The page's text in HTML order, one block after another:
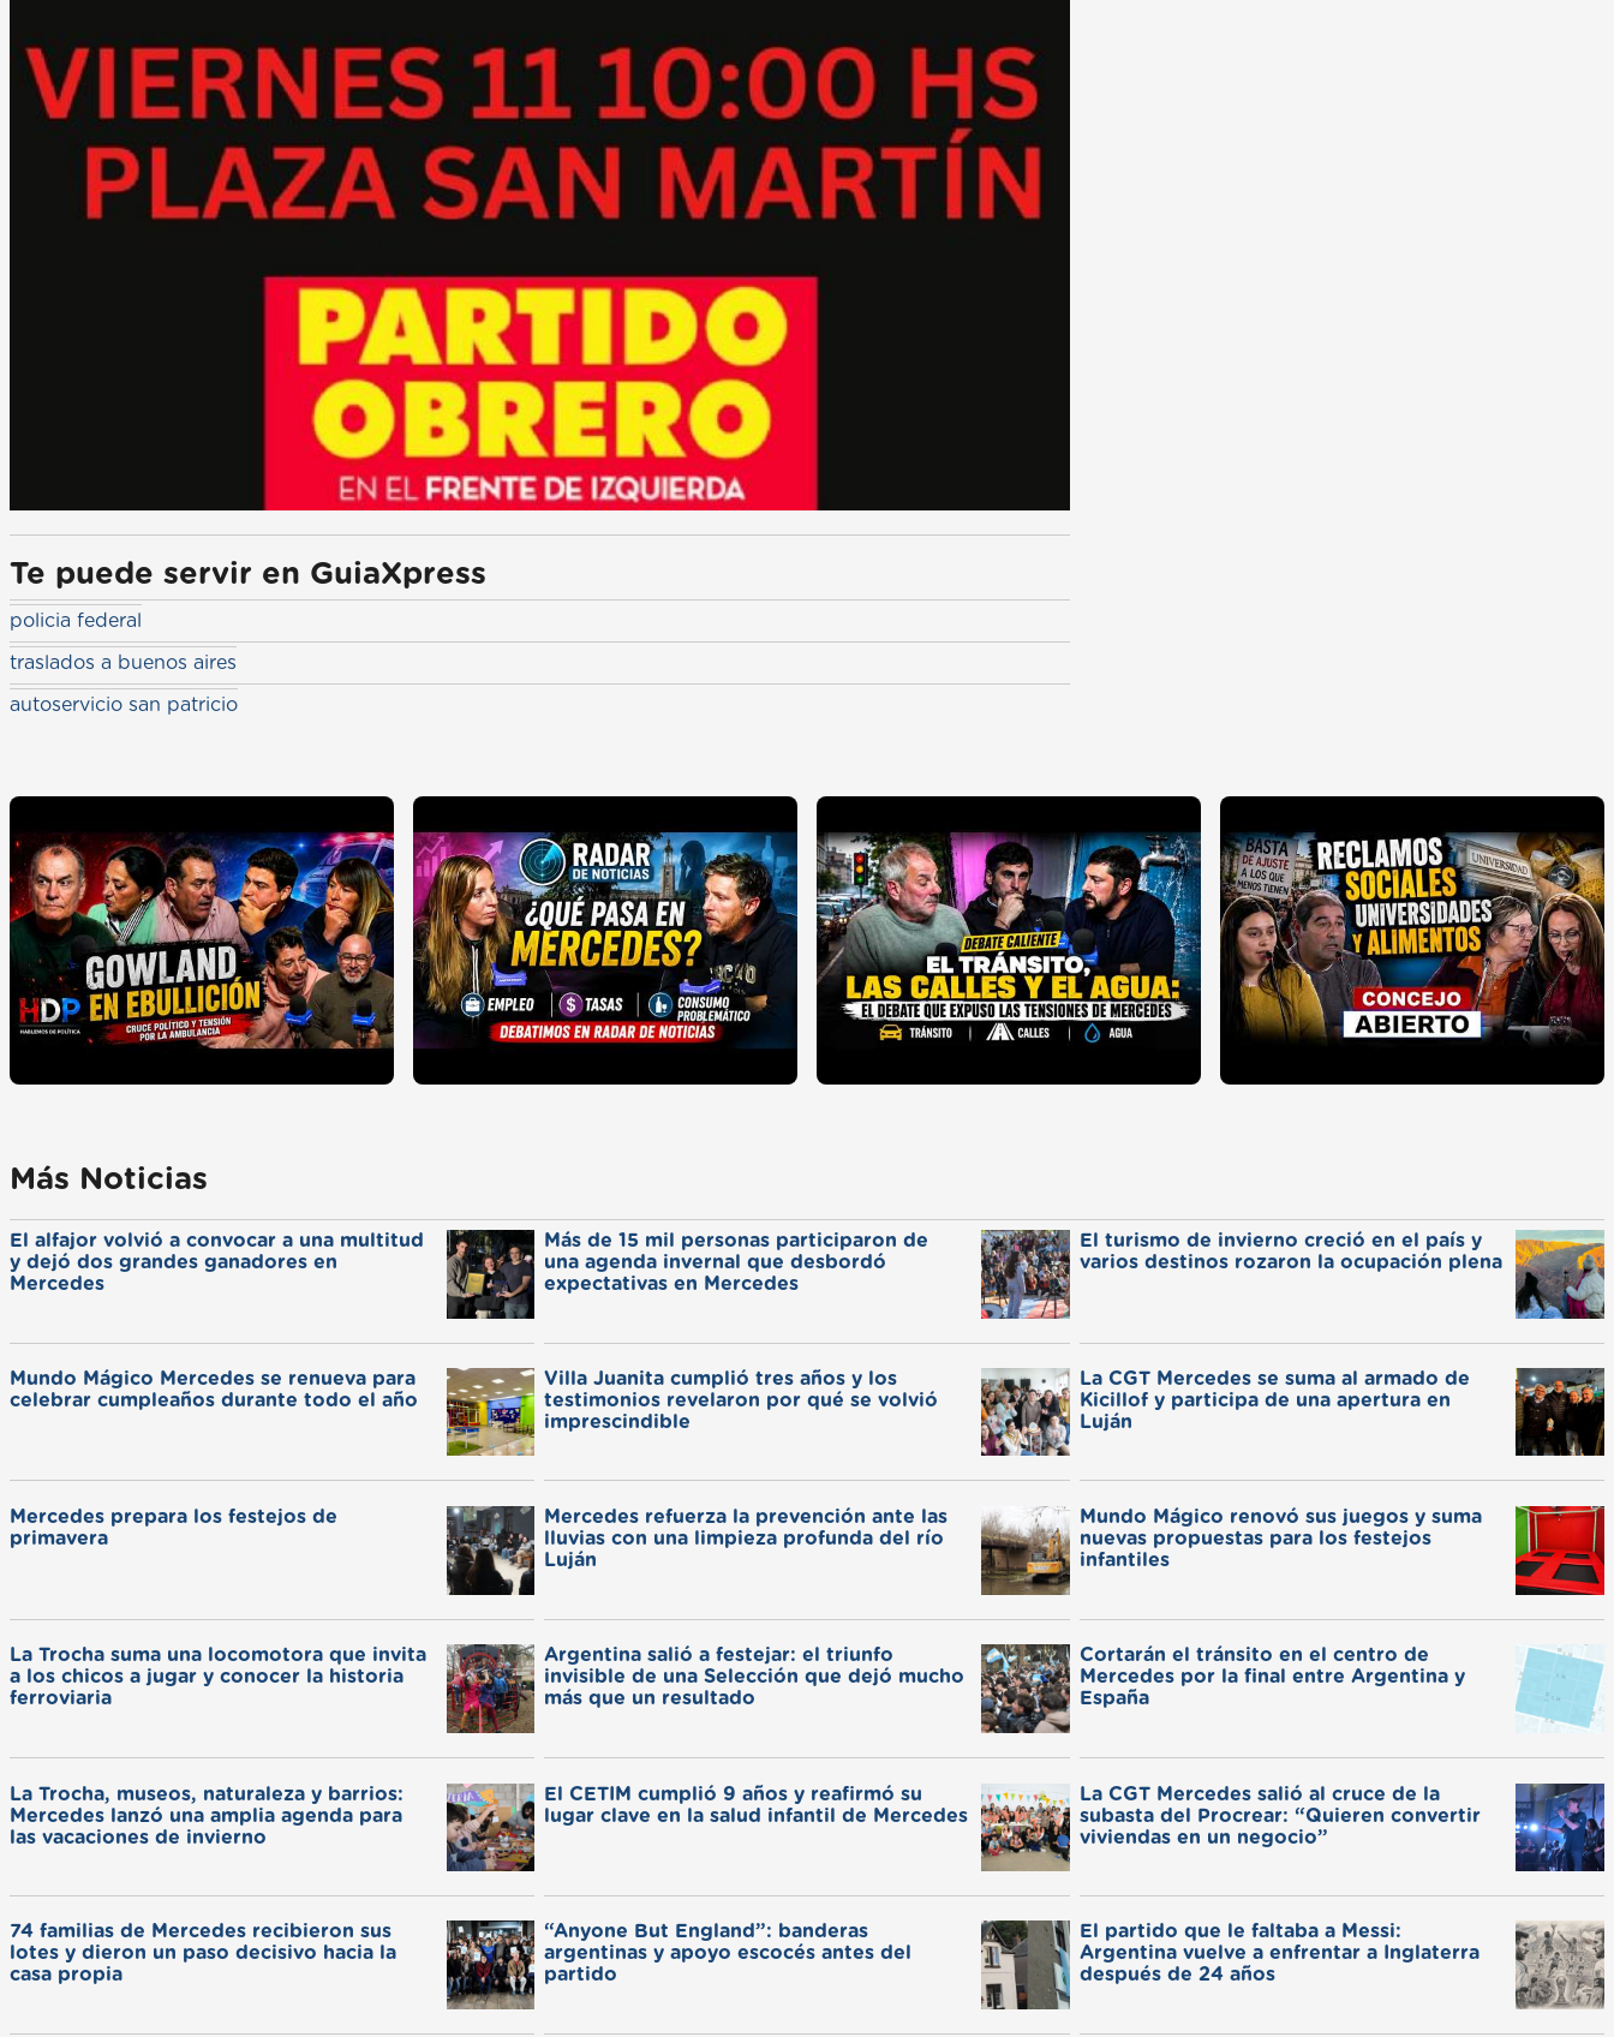
Te puede servir en GuiaXpress
policia federal
traslados a buenos aires
autoservicio san patricio
Más Noticias
El alfajor volvió a convocar a una multitud
y dejó dos grandes ganadores en
Mercedes
Más de 15 mil personas participaron de
una agenda invernal que desbordó
expectativas en Mercedes
El turismo de invierno creció en el país y
varios destinos rozaron la ocupación plena
Mundo Mágico Mercedes se renueva para
celebrar cumpleaños durante todo el año
Villa Juanita cumplió tres años y los
testimonios revelaron por qué se volvió
imprescindible
La CGT Mercedes se suma al armado de
Kicillof y participa de una apertura en
Luján
Mercedes prepara los festejos de
primavera
Mercedes refuerza la prevención ante las
lluvias con una limpieza profunda del río
Luján
Mundo Mágico renovó sus juegos y suma
nuevas propuestas para los festejos
infantiles
La Trocha suma una locomotora que invita
a los chicos a jugar y conocer la historia
ferroviaria
Argentina salió a festejar: el triunfo
invisible de una Selección que dejó mucho
más que un resultado
Cortarán el tránsito en el centro de
Mercedes por la final entre Argentina y
España
La Trocha, museos, naturaleza y barrios:
Mercedes lanzó una amplia agenda para
las vacaciones de invierno
El CETIM cumplió 9 años y reafirmó su
lugar clave en la salud infantil de Mercedes
La CGT Mercedes salió al cruce de la
subasta del Procrear: “Quieren convertir
viviendas en un negocio”
74 familias de Mercedes recibieron sus
lotes y dieron un paso decisivo hacia la
casa propia
“Anyone But England”: banderas
argentinas y apoyo escocés antes del
partido
El partido que le faltaba a Messi:
Argentina vuelve a enfrentar a Inglaterra
después de 24 años